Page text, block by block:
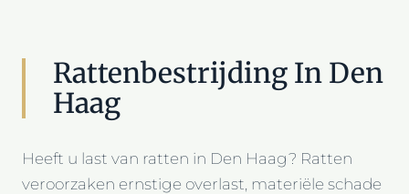
Rattenbestrijding In Den
Haag
Heeft u last van ratten in Den Haag? Ratten
veroorzaken ernstige overlast, materiële schade